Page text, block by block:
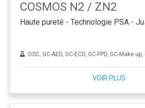
COSMOS N2 / ZN2
Haute pureté - Technologie PSA -
DSC, GC-AED, GC-ECD, GC-FPD, GC-Make up, GC-
VOIR PLUS